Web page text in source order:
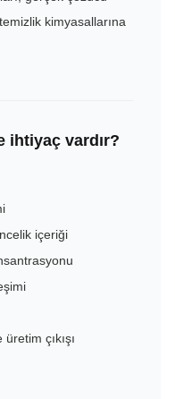
kimyasallarına
ihtiyaç vardır?
içeriği
çıkışı